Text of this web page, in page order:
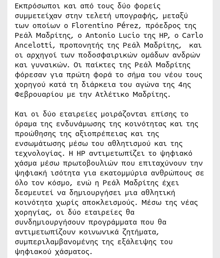
Εκπρόσωποι και από τους δύο φορείς
συμμετείχαν στην τελετή υπογραφής, μεταξύ
των οποίων ο Florentino Pérez, πρόεδρος της
Ρεάλ Μαδρίτης, ο Antonio Lucio της HP, ο Carlo
Ancelotti, προπονητής της Ρεάλ Μαδρίτης, και
οι αρχηγοί των ποδοσφαιρικών ομάδων ανδρών
και γυναικών. Οι παίκτες της Ρεάλ Μαδρίτης
φόρεσαν για πρώτη φορά το σήμα του νέου τους
χορηγού κατά τη διάρκεια του αγώνα της 4ης
Φεβρουαρίου με την Ατλέτικο Μαδρίτης.
Και οι δύο εταιρείες μοιράζονται επίσης το
όραμα της ενδυνάμωσης της κοινότητας και της
προώθησης της αξιοπρέπειας και της
ενσωμάτωσης μέσω του αθλητισμού και της
τεχνολογίας. Η HP αντιμετωπίζει το ψηφιακό
χάσμα μέσω πρωτοβουλιών που επιταχύνουν την
ψηφιακή ισότητα για εκατομμύρια ανθρώπους σε
όλο τον κόσμο, ενώ η Ρεάλ Μαδρίτης έχει
δεσμευτεί να δημιουργήσει μια αθλητική
κοινότητα χωρίς αποκλεισμούς. Μέσω της νέας
χορηγίας, οι δύο εταιρείες θα
συνδημιουργήσουν προγράμματα που θα
αντιμετωπίζουν κοινωνικά ζητήματα,
συμπεριλαμβανομένης της εξάλειψης του
ψηφιακού χάσματος.